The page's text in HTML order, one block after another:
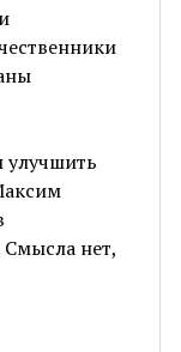
улучшить
нет,